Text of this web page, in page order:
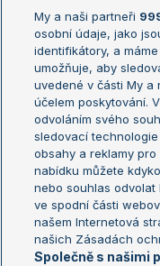
Žebříček ATP (muži)
Žebříček WTA (ženy)
Sázkařský žebříček
Aktualní trendy
Fotbalové přestupy
Livesport Daily
LS Prague Open
My a naši partneři
osobní údaje, jako
identifikátory, a
umožňuje, aby
uvedené v části My a
účelem poskytování.
odvoláním svého
sledovací
obsahy a reklamy
nabídku můžete
nebo souhlas odvolat
ve spodní části
našem Internetová
našich Zásadách
Společně s našimi